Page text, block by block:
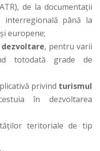
de la documentaţii
interregională până la
europene;
, pentru varii
totodată grade de
privind turismul
în dezvoltarea
teritoriale de tip